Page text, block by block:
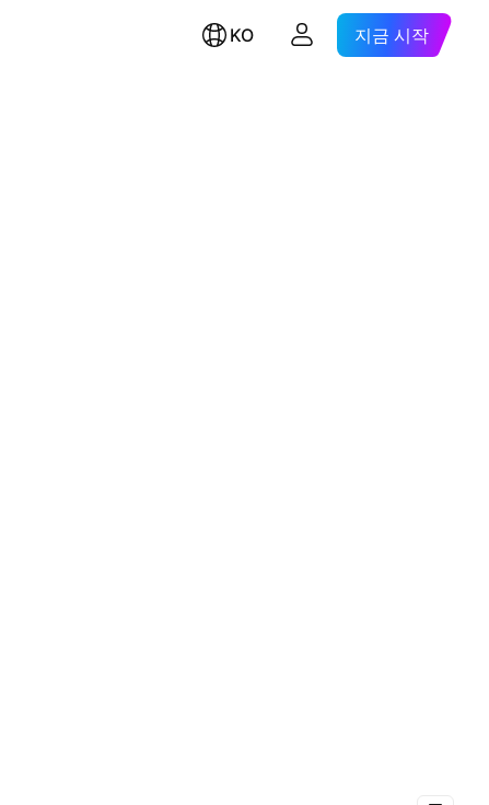
KO 지금 시작